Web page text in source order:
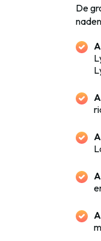
De